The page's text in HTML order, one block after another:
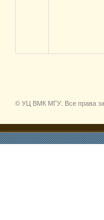
© УЦ ВМК МГУ. Все права